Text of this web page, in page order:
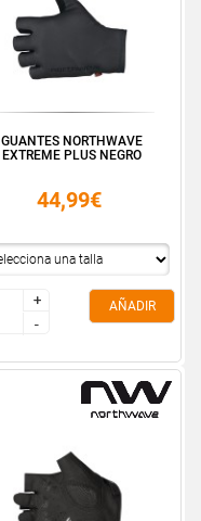
GUANTES NORTHWAVE
EXTREME PLUS NEGRO
44,99€
+
-
+
-
AÑADIR